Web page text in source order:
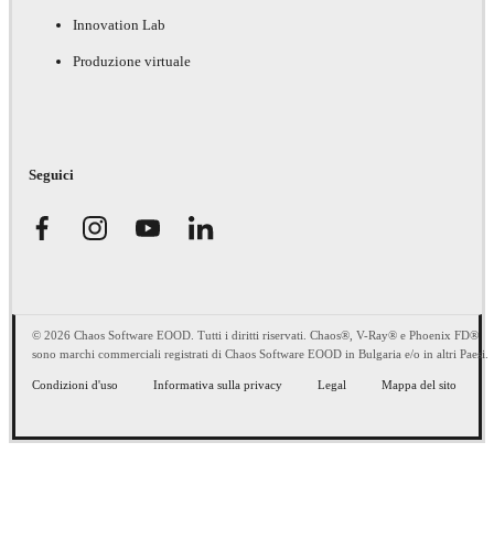
Innovation Lab
Produzione virtuale
Seguici
© 2026 Chaos Software EOOD. Tutti i diritti riservati. Chaos®, V-Ray® e Phoenix FD®
sono marchi commerciali registrati di Chaos Software EOOD in Bulgaria e/o in altri Paesi.
Condizioni d'uso Informativa sulla privacy Legal Mappa del sito